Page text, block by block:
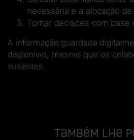
necessária e a alocação
Tomar decisões com base
A informação guardada
disponível, mesmo que os
ausentes.
Também lhe